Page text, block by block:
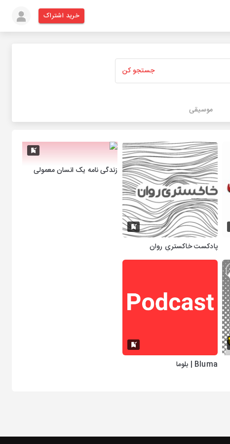
خرید اشتراک
جستجو کن
موسیقی
پادکست خاکستریِ روان
زندگی نامه یک انسان معمولی
Bluma | بلوما